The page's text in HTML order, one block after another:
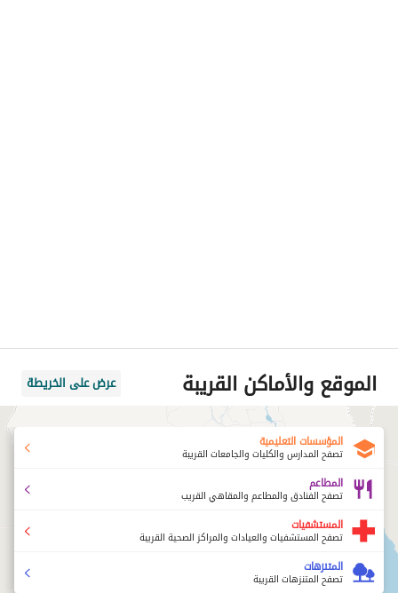
الموقع والأماكن القريبة عرض على الخريطة
المؤسسات التعليمية
تصفح المدارس والكليات والجامعات القريبة
المطاعم
تصفح الفنادق والمطاعم والمقاهي القريب
المستشفيات
تصفح المستشفيات والعيادات والمراكز الصحية القريبة
المتنزهات
تصفح المتنزهات القريبة